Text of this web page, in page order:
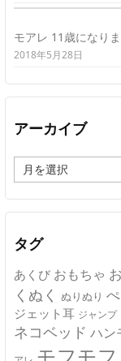
モアレ 11歳になりま
2018年5月28日
アーカイブ
ー
カ
イ
タグ
あくび おもちゃ
くぬく ぬりぬり
ジェット耳 ジャンプ
ネコベッド ハン